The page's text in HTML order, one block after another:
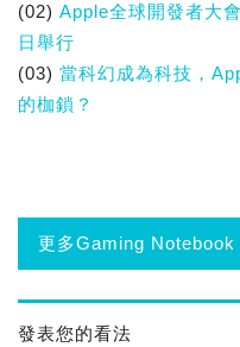
(02) Apple全球開發者大
日舉行
(03) 當科幻成為科技，
的枷鎖？
更多Gaming
發表您的看法